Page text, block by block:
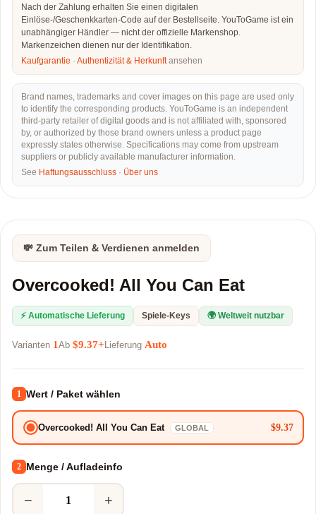
Nach der Zahlung erhalten Sie einen digitalen
Einlöse-/Geschenkkarten-Code auf der Bestellseite. YouToGame ist ein
unabhängiger Händler — nicht der offizielle Markenshop.
Markenzeichen dienen nur der Identifikation.
Kaufgarantie · Authentizität & Herkunftansehen
Brand names, trademarks and cover images on this page are used only
to identify the corresponding products. YouToGame is an independent
third-party retailer of digital goods and is not affiliated with, sponsored
by, or authorized by those brand owners unless a product page
expressly states otherwise. Specifications may come from upstream
suppliers or publicly available manufacturer information.
See Haftungsausschluss · Über uns
💸 Zum Teilen & Verdienen anmelden
Overcooked! All You Can Eat
⚡ Automatische Lieferung Spiele-Keys 🌍 Weltweit nutzbar
Varianten 1 Ab $9.37+ Lieferung Auto
1 Wert / Paket wählen
Overcooked! All You Can Eat GLOBAL $9.37
2 Menge / Aufladeinfo
− +